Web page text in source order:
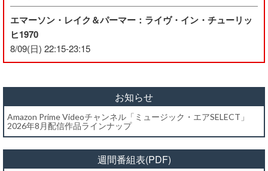
エマーソン・レイク＆パーマー：ライヴ・イン・チューリッ
ヒ1970
8/09(日) 22:15-23:15
お知らせ
Amazon Prime Videoチャンネル「ミュージック・エアSELECT」
2026年8月配信作品ラインナップ
週間番組表(PDF)